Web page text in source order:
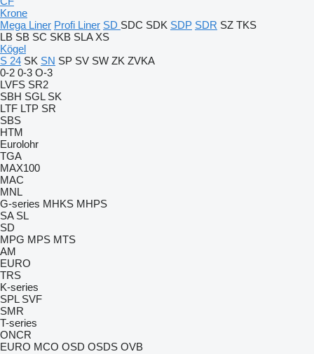
Krone
Mega Liner Profi Liner SD SDC SDK SDP SDR SZ TKS
LB SB SC SKB SLA XS
Kögel
S 24 SK SN SP SV SW ZK ZVKA
0-2 0-3 O-3
LVFS SR2
SBH SGL SK
LTF LTP SR
SBS
HTM
Eurolohr
TGA
MAX100
MAC
MNL
G-series MHKS MHPS
SA SL
SD
MPG MPS MTS
AM
EURO
TRS
K-series
SPL SVF
SMR
T-series
ONCR
EURO MCO OSD OSDS OVB